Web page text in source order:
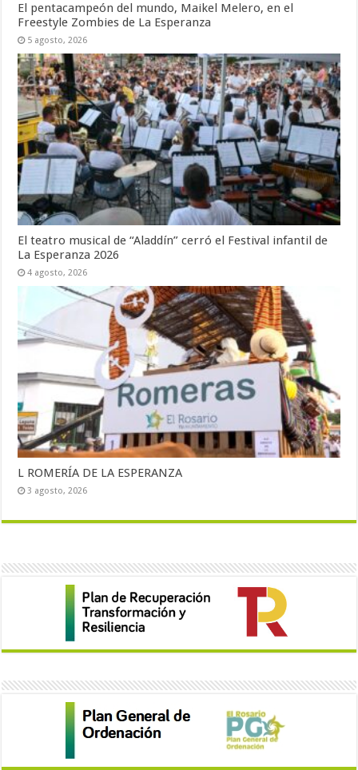
El pentacampeón del mundo, Maikel Melero, en el
Freestyle Zombies de La Esperanza
5 agosto, 2026
El teatro musical de “Aladdín” cerró el Festival infantil de
La Esperanza 2026
4 agosto, 2026
L ROMERÍA DE LA ESPERANZA
3 agosto, 2026